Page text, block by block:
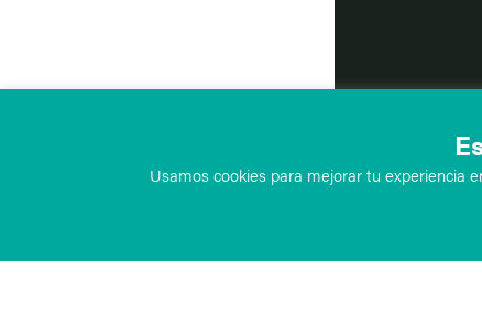
Usamos cookies para mejorar tu experiencia